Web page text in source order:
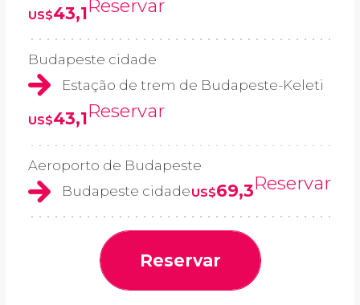
US$43,1Reservar
Budapeste cidade
Estação de trem de Budapeste-Keleti
US$43,1Reservar
Aeroporto de Budapeste
Budapeste cidadeUS$69,3Reservar
Reservar